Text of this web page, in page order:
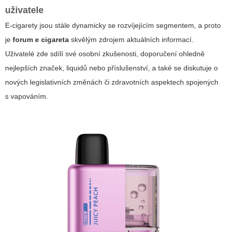
uživatele
E-cigarety jsou stále dynamicky se rozvíjejícím segmentem, a proto
je forum e cigareta skvělým zdrojem aktuálních informací.
Uživatelé zde sdílí své osobní zkušenosti, doporučení ohledně
nejlepších značek, liquidů nebo příslušenství, a také se diskutuje o
nových legislativních změnách či zdravotních aspektech spojených
s vapováním.